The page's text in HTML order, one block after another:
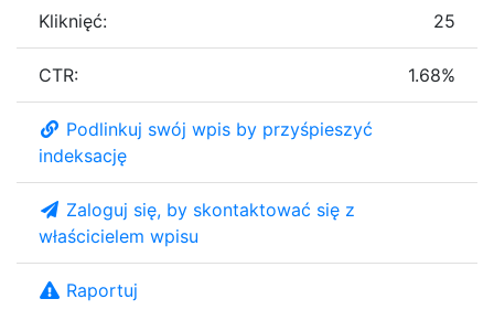
Kliknięć: 25
CTR: 1.68%
Podlinkuj swój wpis by przyśpieszyć
indeksację
Zaloguj się, by skontaktować się z
właścicielem wpisu
Raportuj